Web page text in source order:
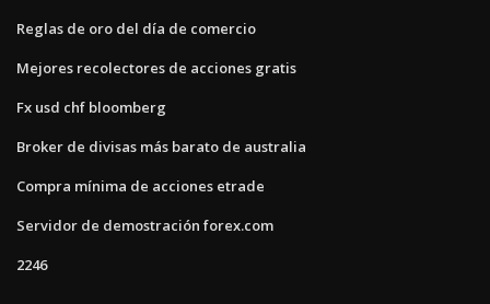
Reglas de oro del día de comercio
Mejores recolectores de acciones gratis
Fx usd chf bloomberg
Broker de divisas más barato de australia
Compra mínima de acciones etrade
Servidor de demostración forex.com
2246